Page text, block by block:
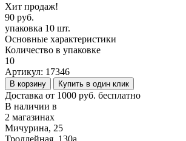
Хит продаж!
90 руб.
упаковка 10 шт.
Основные характеристики
Количество в упаковке
10
Артикул: 17346
В корзину Купить в один клик
Доставка от 1000 руб. бесплатно
В наличии в
2 магазинах
Мичурина, 25
Троллейная, 130а